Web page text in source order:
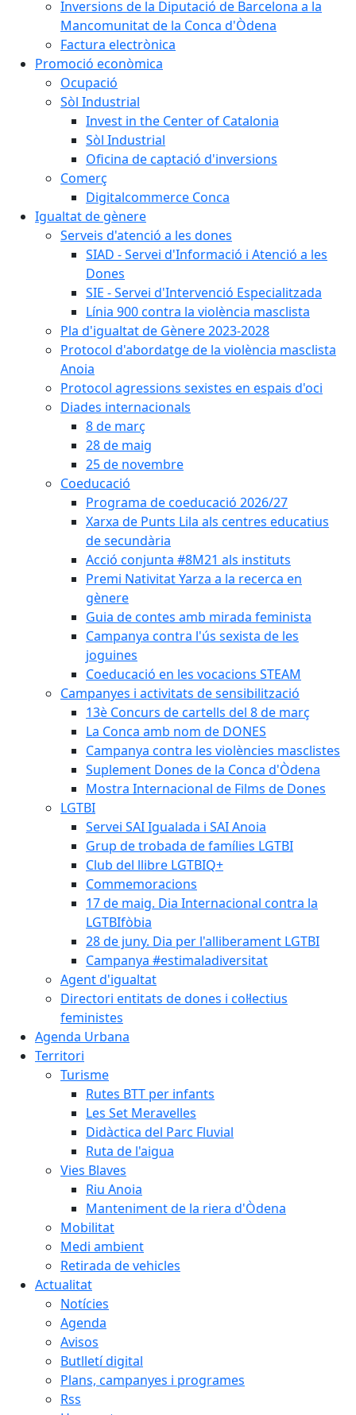
Inversions de la Diputació de Barcelona a la
Mancomunitat de la Conca d'Òdena
Factura electrònica
Promoció econòmica
Ocupació
Sòl Industrial
Invest in the Center of Catalonia
Sòl Industrial
Oficina de captació d'inversions
Comerç
Digitalcommerce Conca
Igualtat de gènere
Serveis d'atenció a les dones
SIAD - Servei d'Informació i Atenció a les
Dones
SIE - Servei d'Intervenció Especialitzada
Línia 900 contra la violència masclista
Pla d'igualtat de Gènere 2023-2028
Protocol d'abordatge de la violència masclista
Anoia
Protocol agressions sexistes en espais d'oci
Diades internacionals
8 de març
28 de maig
25 de novembre
Coeducació
Programa de coeducació 2026/27
Xarxa de Punts Lila als centres educatius
de secundària
Acció conjunta #8M21 als instituts
Premi Nativitat Yarza a la recerca en
gènere
Guia de contes amb mirada feminista
Campanya contra l'ús sexista de les
joguines
Coeducació en les vocacions STEAM
Campanyes i activitats de sensibilització
13è Concurs de cartells del 8 de març
La Conca amb nom de DONES
Campanya contra les violències masclistes
Suplement Dones de la Conca d'Òdena
Mostra Internacional de Films de Dones
LGTBI
Servei SAI Igualada i SAI Anoia
Grup de trobada de famílies LGTBI
Club del llibre LGTBIQ+
Commemoracions
17 de maig. Dia Internacional contra la
LGTBIfòbia
28 de juny. Dia per l'alliberament LGTBI
Campanya #estimaladiversitat
Agent d'igualtat
Directori entitats de dones i col·lectius
feministes
Agenda Urbana
Territori
Turisme
Rutes BTT per infants
Les Set Meravelles
Didàctica del Parc Fluvial
Ruta de l'aigua
Vies Blaves
Riu Anoia
Manteniment de la riera d'Òdena
Mobilitat
Medi ambient
Retirada de vehicles
Actualitat
Notícies
Agenda
Avisos
Butlletí digital
Plans, campanyes i programes
Rss